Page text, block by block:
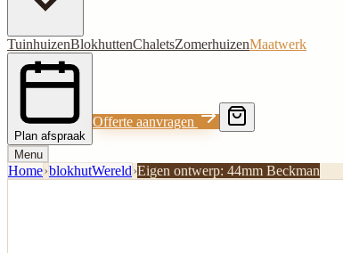
TuinhuizenBlokhuttenChaletsZomerhuizenMaatwerk
Plan afspraak
Offerte aanvragen
Menu
Home›blokhutWereld›Eigen ontwerp: 44mm Beckman